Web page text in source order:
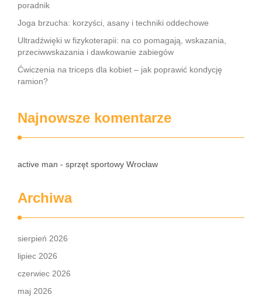
poradnik
Joga brzucha: korzyści, asany i techniki oddechowe
Ultradźwięki w fizykoterapii: na co pomagają, wskazania,
przeciwwskazania i dawkowanie zabiegów
Ćwiczenia na triceps dla kobiet – jak poprawić kondycję
ramion?
Najnowsze komentarze
active man - sprzęt sportowy Wrocław
Archiwa
sierpień 2026
lipiec 2026
czerwiec 2026
maj 2026